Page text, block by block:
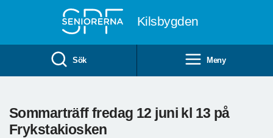
Kilsbygden
Sök Meny
Sommarträff fredag 12 juni kl 13 på
Frykstakiosken